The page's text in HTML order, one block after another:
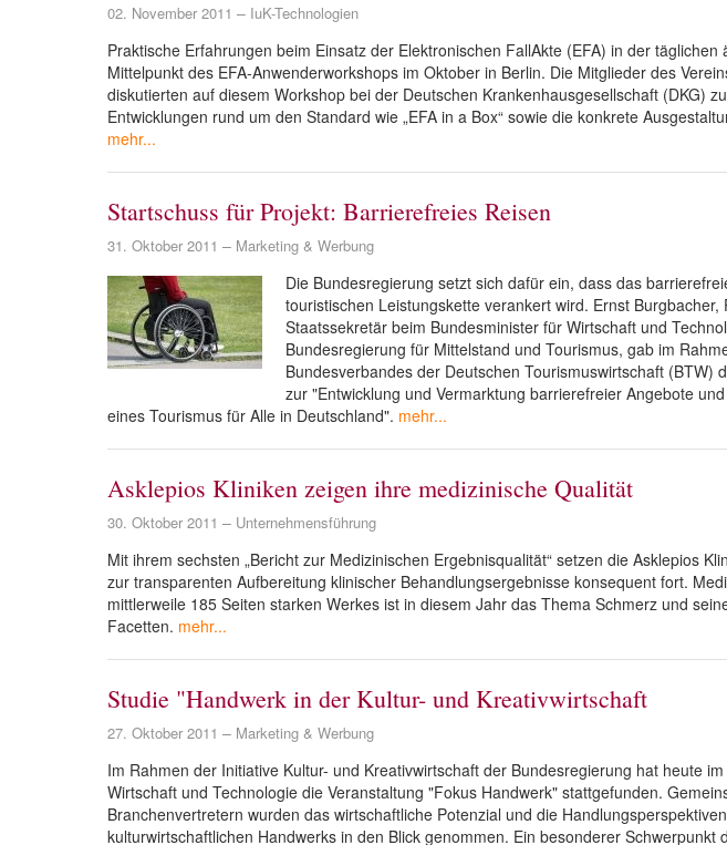
02. November 2011 IuK-Technologien
Praktische Erfahrungen beim Einsatz der Elektronischen FallAkte (EFA) in der täglichen
Mittelpunkt des EFA-Anwender­workshops im Oktober in Berlin. Die Mitglieder des
diskutierten auf diesem Workshop bei der Deutschen Krankenhausgesellschaft (DKG)
Entwicklungen rund um den Standard wie „EFA in a Box“ sowie die konkrete
mehr...
Startschuss für Projekt: Barrierefreies Reisen
31. Oktober 2011 Marketing & Werbung
Die Bundesregierung setzt sich dafür ein, dass das
touristischen Leistungskette verankert wird. Ernst Burgbacher,
Staatssekretär beim Bundesminister für Wirtschaft und
Bundesregierung für Mittelstand und Tourismus, gab im
Bundesverbandes der Deutschen Tourismuswirtschaft (BTW)
zur "Entwicklung und Vermarktung barrierefreier Angebote
eines Tourismus für Alle in Deutschland". mehr...
Asklepios Kliniken zeigen ihre medizinische Qualität
30. Oktober 2011 Unternehmensführung
Mit ihrem sechsten „Bericht zur Medizinischen Ergebnisqualität“ setzen die Asklepios
zur transparenten Aufbereitung klinischer Behandlungsergebnisse konsequent fort.
mittlerweile 185 Seiten starken Werkes ist in diesem Jahr das Thema Schmerz und
Facetten. mehr...
Studie "Handwerk in der Kultur- und Kreativwirtschaft
27. Oktober 2011 Marketing & Werbung
Im Rahmen der Initiative Kultur- und Kreativwirtschaft der Bundesregierung hat heute
Wirtschaft und Technologie die Veranstaltung "Fokus Handwerk" stattgefunden.
Branchenvertretern wurden das wirtschaftliche Potenzial und die
kulturwirtschaftlichen Handwerks in den Blick genommen. Ein besonderer Schwerpunkt